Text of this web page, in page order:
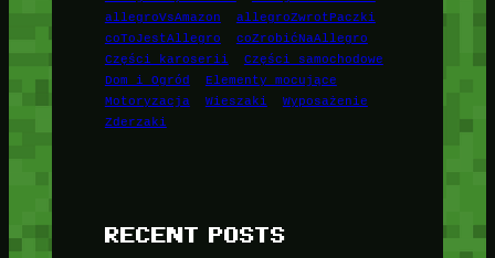
allegroVsAmazon
allegroZwrotPaczki
coToJestAllegro
coZrobićNaAllegro
Części karoserii
Części samochodowe
Dom i Ogród
Elementy mocujące
Motoryzacja
Wieszaki
Wyposażenie
Zderzaki
RECENT POSTS